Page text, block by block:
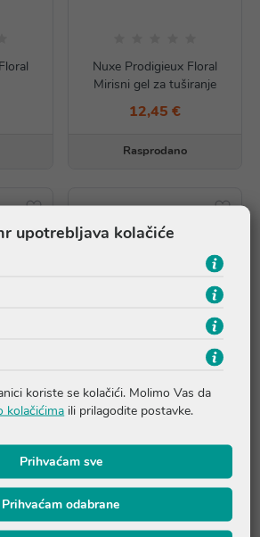
Nuxe Prodigieux Floral
Mirisni gel za tuširanje
12,45 €
Rasprodano
OR
ulje za
Nuxe Prodigieux Čudesni
parfem, 50ml
upotrebljava kolačiće
koriste se kolačići. Molimo Vas da
kolačićima ili prilagodite postavke.
Prihvaćam sve
Prihvaćam odabrane